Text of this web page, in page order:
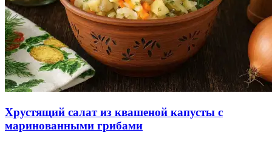
Хрустящий салат из квашеной капусты с
маринованными грибами